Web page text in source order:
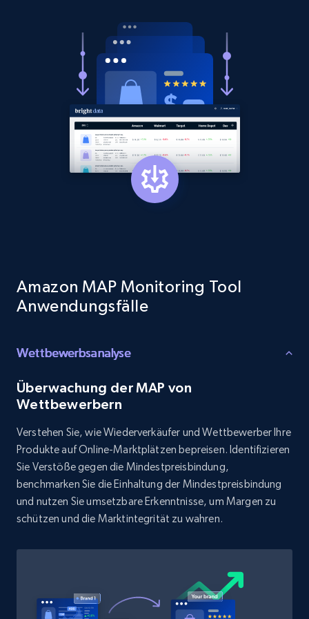
Amazon MAP Monitoring Tool
Anwendungsfälle
Wettbewerbsanalyse
Überwachung der MAP von
Wettbewerbern
Verstehen Sie, wie Wiederverkäufer und Wettbewerber Ihre
Produkte auf Online-Marktplätzen bepreisen. Identifizieren
Sie Verstöße gegen die Mindestpreisbindung,
benchmarken Sie die Einhaltung der Mindestpreisbindung
und nutzen Sie umsetzbare Erkenntnisse, um Margen zu
schützen und die Marktintegrität zu wahren.